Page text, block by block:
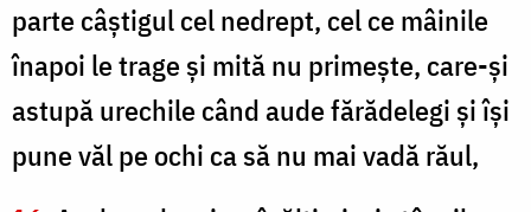
parte câştigul cel nedrept, cel ce mâinile
înapoi le trage şi mită nu primeşte, care-şi
astupă urechile când aude fărădelegi şi îşi
pune văl pe ochi ca să nu mai vadă răul,